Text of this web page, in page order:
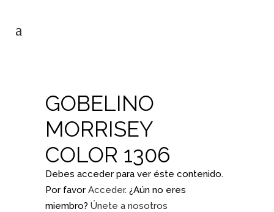
GOBELINO
MORRISEY
COLOR 1306
Debes acceder para ver éste contenido.
Por favor Acceder. ¿Aún no eres
miembro? Únete a nosotros